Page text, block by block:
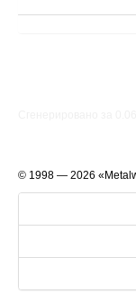
© 1998 — 2026